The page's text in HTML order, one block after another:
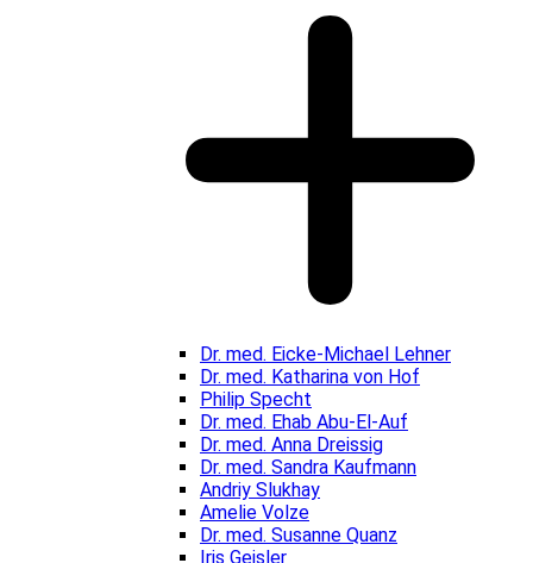
Dr. med. Eicke-Michael Lehner
Dr. med. Katharina von Hof
Philip Specht
Dr. med. Ehab Abu-El-Auf
Dr. med. Anna Dreissig
Dr. med. Sandra Kaufmann
Andriy Slukhay
Amelie Volze
Dr. med. Susanne Quanz
Iris Geisler